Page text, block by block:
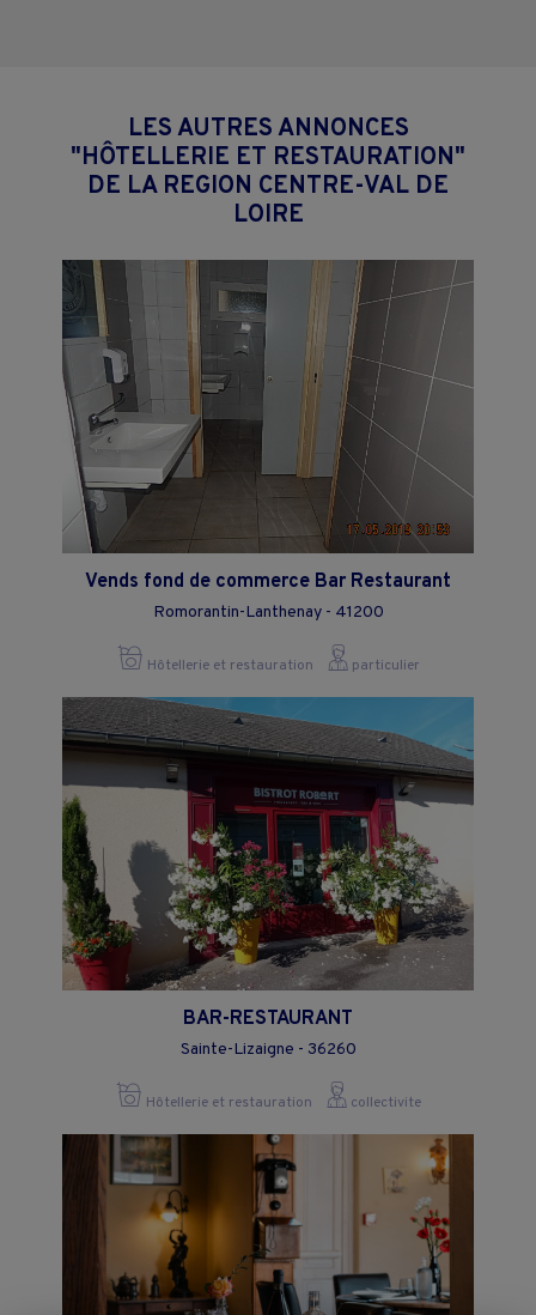
LES AUTRES ANNONCES
"HÔTELLERIE ET RESTAURATION"
DE LA REGION CENTRE-VAL DE
LOIRE
Vends fond de commerce Bar Restaurant
Romorantin-Lanthenay - 41200
Hôtellerie et restauration particulier
BAR-RESTAURANT
Sainte-Lizaigne - 36260
Hôtellerie et restauration collectivite